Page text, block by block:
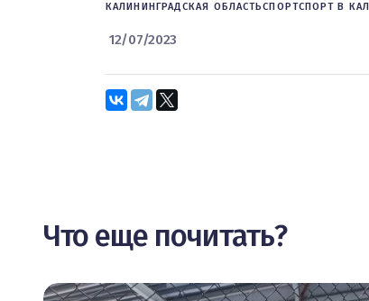
КАЛИНИНГРАДСКАЯ ОБЛАСТЬСПОРТСПОРТ В
12/07/2023
Что еще почитать?